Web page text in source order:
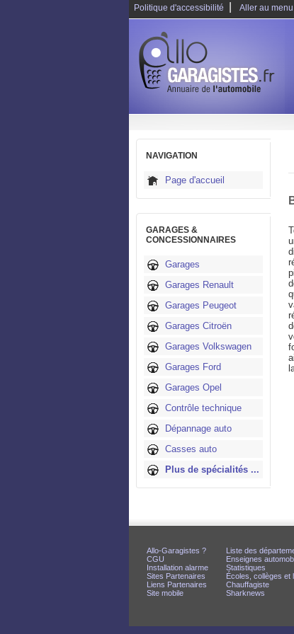
Politique d'accessibilité Aller au menu
NAVIGATION
Page d'accueil
GARAGES &
CONCESSIONNAIRES
Garages
Garages Renault
Garages Peugeot
Garages Citroën
Garages Volkswagen
Garages Ford
Garages Opel
Contrôle technique
Dépannage auto
Casses auto
Plus de spécialités ...
Allo-Garagistes ?
CGU
Installation alarme
Sites Partenaires
Liens Partenaires
Site mobile
Liste des
Enseignes
Statistiques
Écoles, collèges et
Chauffagiste
Sharknews